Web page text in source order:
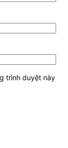
trình duyệt này